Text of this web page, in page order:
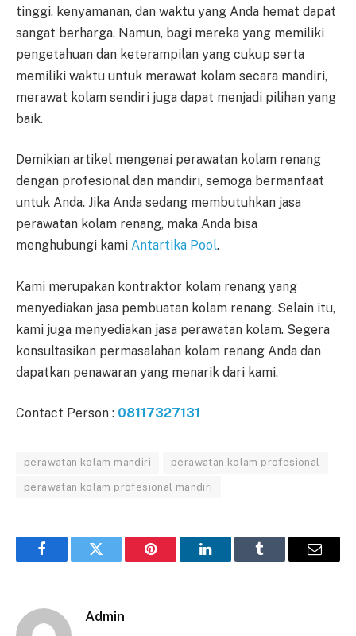
tinggi, kenyamanan, dan waktu yang Anda hemat dapat
sangat berharga. Namun, bagi mereka yang memiliki
pengetahuan dan keterampilan yang cukup serta
memiliki waktu untuk merawat kolam secara mandiri,
merawat kolam sendiri juga dapat menjadi pilihan yang
baik.
Demikian artikel mengenai perawatan kolam renang
dengan profesional dan mandiri, semoga bermanfaat
untuk Anda. Jika Anda sedang membutuhkan jasa
perawatan kolam renang, maka Anda bisa
menghubungi kami Antartika Pool.
Kami merupakan kontraktor kolam renang yang
menyediakan jasa pembuatan kolam renang. Selain itu,
kami juga menyediakan jasa perawatan kolam. Segera
konsultasikan permasalahan kolam renang Anda dan
dapatkan penawaran yang menarik dari kami.
Contact Person : 08117327131
perawatan kolam mandiri perawatan kolam profesional
perawatan kolam profesional mandiri
FacebookTwitter Pinterest LinkedInTumblr Email
Admin